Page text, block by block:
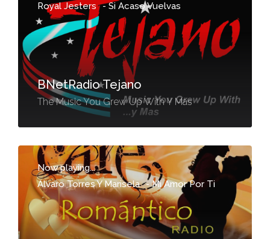
Royal Jesters -Si Acaso Vuelvas
BNetRadio Tejano
The Music You Grew Up With Y Mas
Now playing...
Alvaro Torres Y Marisela -Mi Amor Por Ti